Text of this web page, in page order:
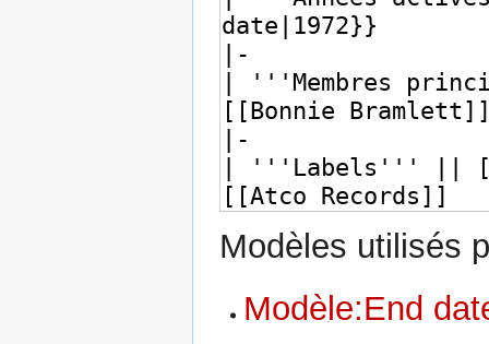
Modèles utilisés
Modèle:End